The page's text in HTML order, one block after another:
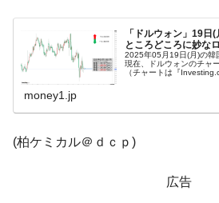
『Money1』
JPモルガン「韓国レ
ほぼ終わった」
『Money1』
韓国『国民年金公団
発。
ャンペーン」⇒ あの名物教授も登場！
「ドルウォン」19日
ところどころに妙な
2025年05月19日(月)の
現在、ドルウォンのチャ
（チャートは『
money1.jp
(柏ケミカル＠ｄｃｐ)
広告